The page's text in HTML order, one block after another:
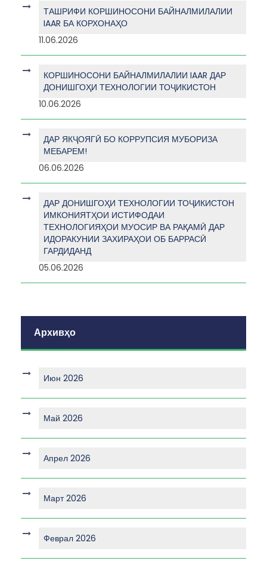
ТАШРИФИ КОРШИНОСОНИ БАЙНАЛМИЛАЛИИ
IAAR БА КОРХОНАҲО
11.06.2026
КОРШИНОСОНИ БАЙНАЛМИЛАЛИИ IAAR ДАР
ДОНИШГОҲИ ТЕХНОЛОГИИ ТОҶИКИСТОН
10.06.2026
ДАР ЯКҶОЯГӢ БО КОРРУПСИЯ МУБОРИЗА
МЕБАРЕМ!
06.06.2026
ДАР ДОНИШГОҲИ ТЕХНОЛОГИИ ТОҶИКИСТОН
ИМКОНИЯТҲОИ ИСТИФОДАИ
ТЕХНОЛОГИЯҲОИ МУОСИР ВА РАҚАМӢ ДАР
ИДОРАКУНИИ ЗАХИРАҲОИ ОБ БАРРАСӢ
ГАРДИДАНД
05.06.2026
Архивҳо
Июн 2026
Май 2026
Апрел 2026
Март 2026
Феврал 2026